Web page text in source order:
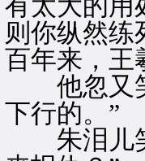
有太大的用
则你纵然练
百年来，王
他忽又笑
下行的。”
朱泪儿笑